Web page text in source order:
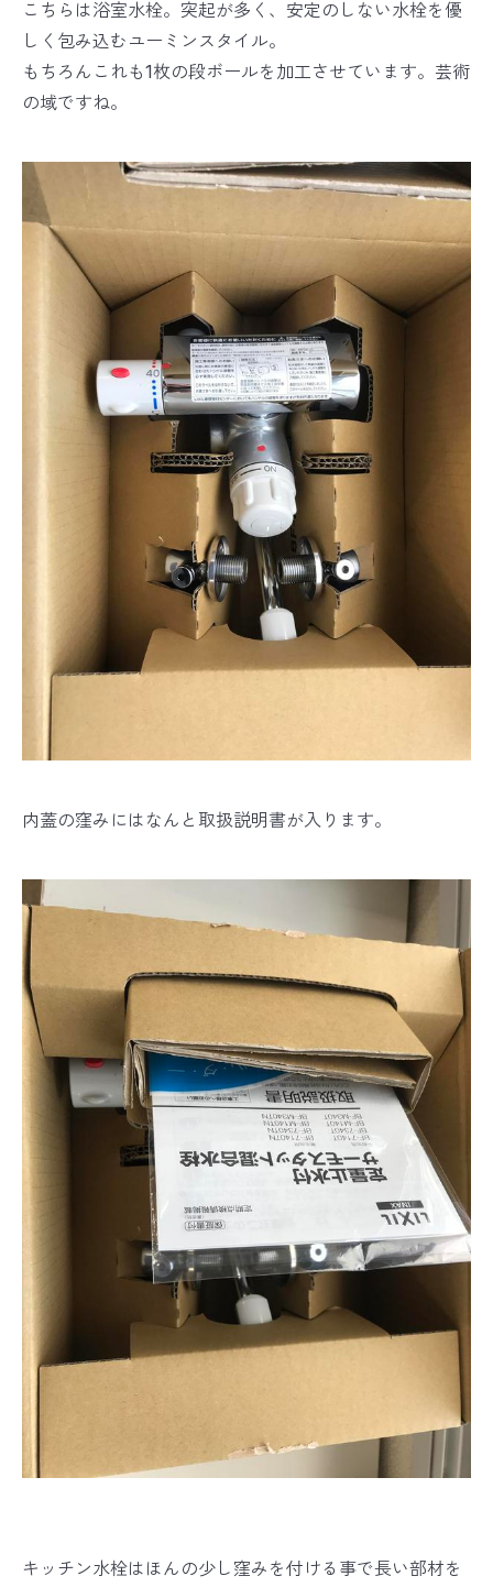
こちらは浴室水栓。突起が多く、安定のしない水栓を優
しく包み込むユーミンスタイル。
もちろんこれも1枚の段ボールを加工させています。芸術
の域ですね。
内蓋の窪みにはなんと取扱説明書が入ります。
キッチン水栓はほんの少し窪みを付ける事で長い部材を